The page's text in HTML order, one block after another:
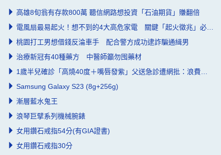
高雄8旬翁有存款800萬 聽信網路想投資「石油期貨」賺翻倍
電風扇最易起火！想不到的4大高危家電 關鍵「起火徵兆」必知道
桃園打工男想借錢反淪車手 配合警方成功逮詐騙通緝男
治療新冠有40種藥方 中醫師籲勿囤藥材
1歲半兒確診「高燒40度＋嘴唇發紫」父送急診遭網批：浪費資源
Samsung Galaxy S23 (8g+256g)
漸層藍水鬼王
浪琴巨擘系列機械腕錶
女用鑽石戒指54分(有GIA證書)
女用鑽石戒指30分